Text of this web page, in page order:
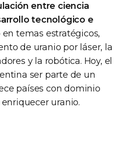
entre ciencia
tecnológico e
en temas estratégicos,
de uranio por láser, la
y la robótica. Hoy, el
ser parte de un
países con dominio
uranio.